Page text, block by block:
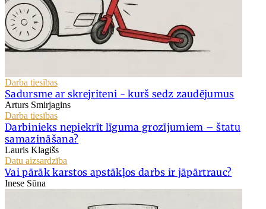
Darba tiesības
Sadursme ar skrejriteni - kurš sedz zaudējumus
Arturs Smirjagins
Darba tiesības
Darbinieks nepiekrīt līguma grozījumiem – štatu
samazināšana?
Lauris Klagišs
Datu aizsardzība
Vai pārāk karstos apstākļos darbs ir jāpārtrauc?
Inese Sūna